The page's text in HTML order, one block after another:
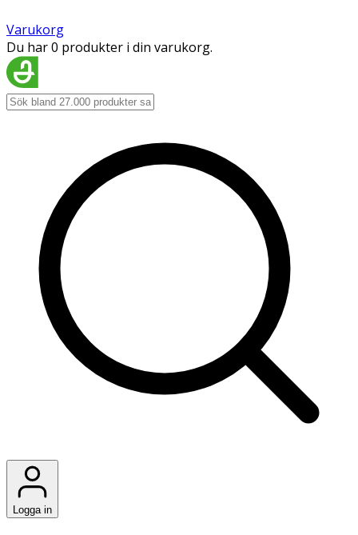
Varukorg
Du har 0 produkter i din varukorg.
Logga in